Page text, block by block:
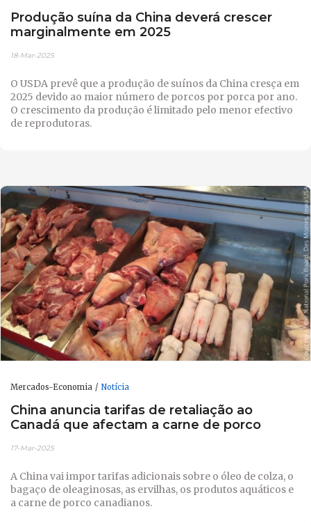
Produção suína da China deverá crescer
marginalmente em 2025
18-Mar-2025
O USDA prevê que a produção de suínos da China cresça em
2025 devido ao maior número de porcos por porca por ano.
O crescimento da produção é limitado pelo menor efectivo
de reprodutoras.
Mercados-Economia Notícia
China anuncia tarifas de retaliação ao
Canadá que afectam a carne de porco
17-Mar-2025
A China vai impor tarifas adicionais sobre o óleo de colza, o
bagaço de oleaginosas, as ervilhas, os produtos aquáticos e
a carne de porco canadianos.